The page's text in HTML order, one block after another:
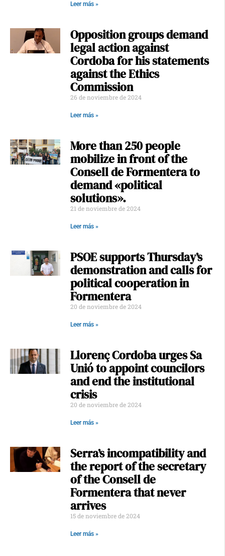
Leer más »
Opposition groups demand
legal action against
Cordoba for his statements
against the Ethics
Commission
26 de noviembre de 2024
Leer más »
More than 250 people
mobilize in front of the
Consell de Formentera to
demand «political
solutions».
21 de noviembre de 2024
Leer más »
PSOE supports Thursday’s
demonstration and calls for
political cooperation in
Formentera
20 de noviembre de 2024
Leer más »
Llorenç Cordoba urges Sa
Unió to appoint councilors
and end the institutional
crisis
20 de noviembre de 2024
Leer más »
Serra’s incompatibility and
the report of the secretary
of the Consell de
Formentera that never
arrives
15 de noviembre de 2024
Leer más »